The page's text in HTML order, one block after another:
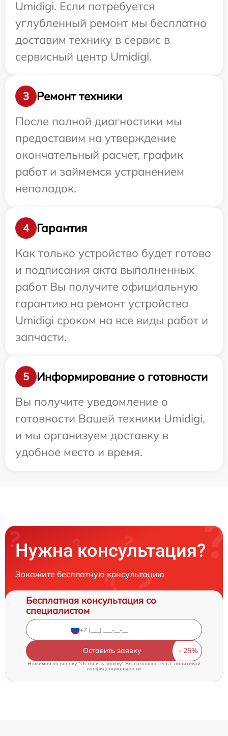
Umidigi. Если потребуется
углубленный ремонт мы бесплатно
доставим технику в сервис в
сервисный центр Umidigi.
3
Ремонт техники
После полной диагностики мы
предоставим на утверждение
окончательный расчет, график
работ и займемся устранением
неполадок.
4
Гарантия
Как только устройство будет готово
и подписания акта выполненных
работ Вы получите официальную
гарантию на ремонт устройства
Umidigi сроком на все виды работ и
запчасти.
5
Информирование о готовности
Вы получите уведомление о
готовности Вашей техники Umidigi,
и мы организуем доставку в
удобное место и время.
Нужна консультация?
Закажите бесплатную консультацию
Бесплатная консультация со
специалистом
Оставить заявку
Нажимая на кнопку "Оставить заявку" Вы соглашаетесь c политикой
конфиденциальности